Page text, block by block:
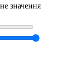
значення